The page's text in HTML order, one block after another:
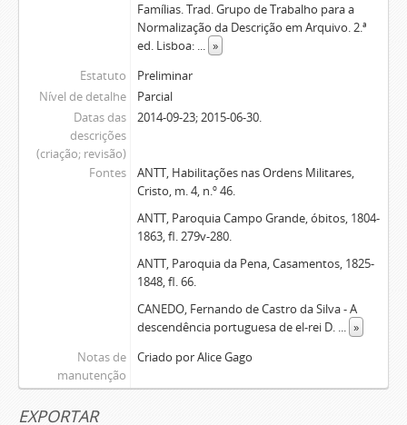
Famílias. Trad. Grupo de Trabalho para a
Normalização da Descrição em Arquivo. 2.ª
ed. Lisboa: ... »
Estatuto
Preliminar
Nível de detalhe
Parcial
Datas das
descrições
(criação; revisão)
2014-09-23; 2015-06-30.
Fontes
ANTT, Habilitações nas Ordens Militares,
Cristo, m. 4, n.º 46.
ANTT, Paroquia Campo Grande, óbitos, 1804-
1863, fl. 279v-280.
ANTT, Paroquia da Pena, Casamentos, 1825-
1848, fl. 66.
CANEDO, Fernando de Castro da Silva - A
descendência portuguesa de el-rei D. ... »
Notas de
manutenção
Criado por Alice Gago
EXPORTAR